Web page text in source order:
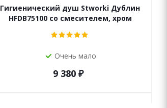
Гигиенический душ Stworki Дублин
HFDB75100 со смесителем, хром
Очень мало
9 380 ₽